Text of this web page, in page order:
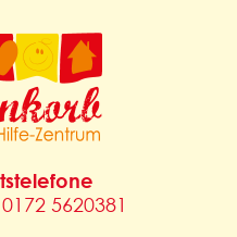
5620381